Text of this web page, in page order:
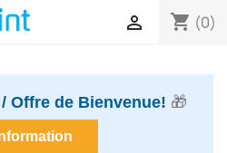
shopping_cart (0)

Offre de Bienvenue! 🎁